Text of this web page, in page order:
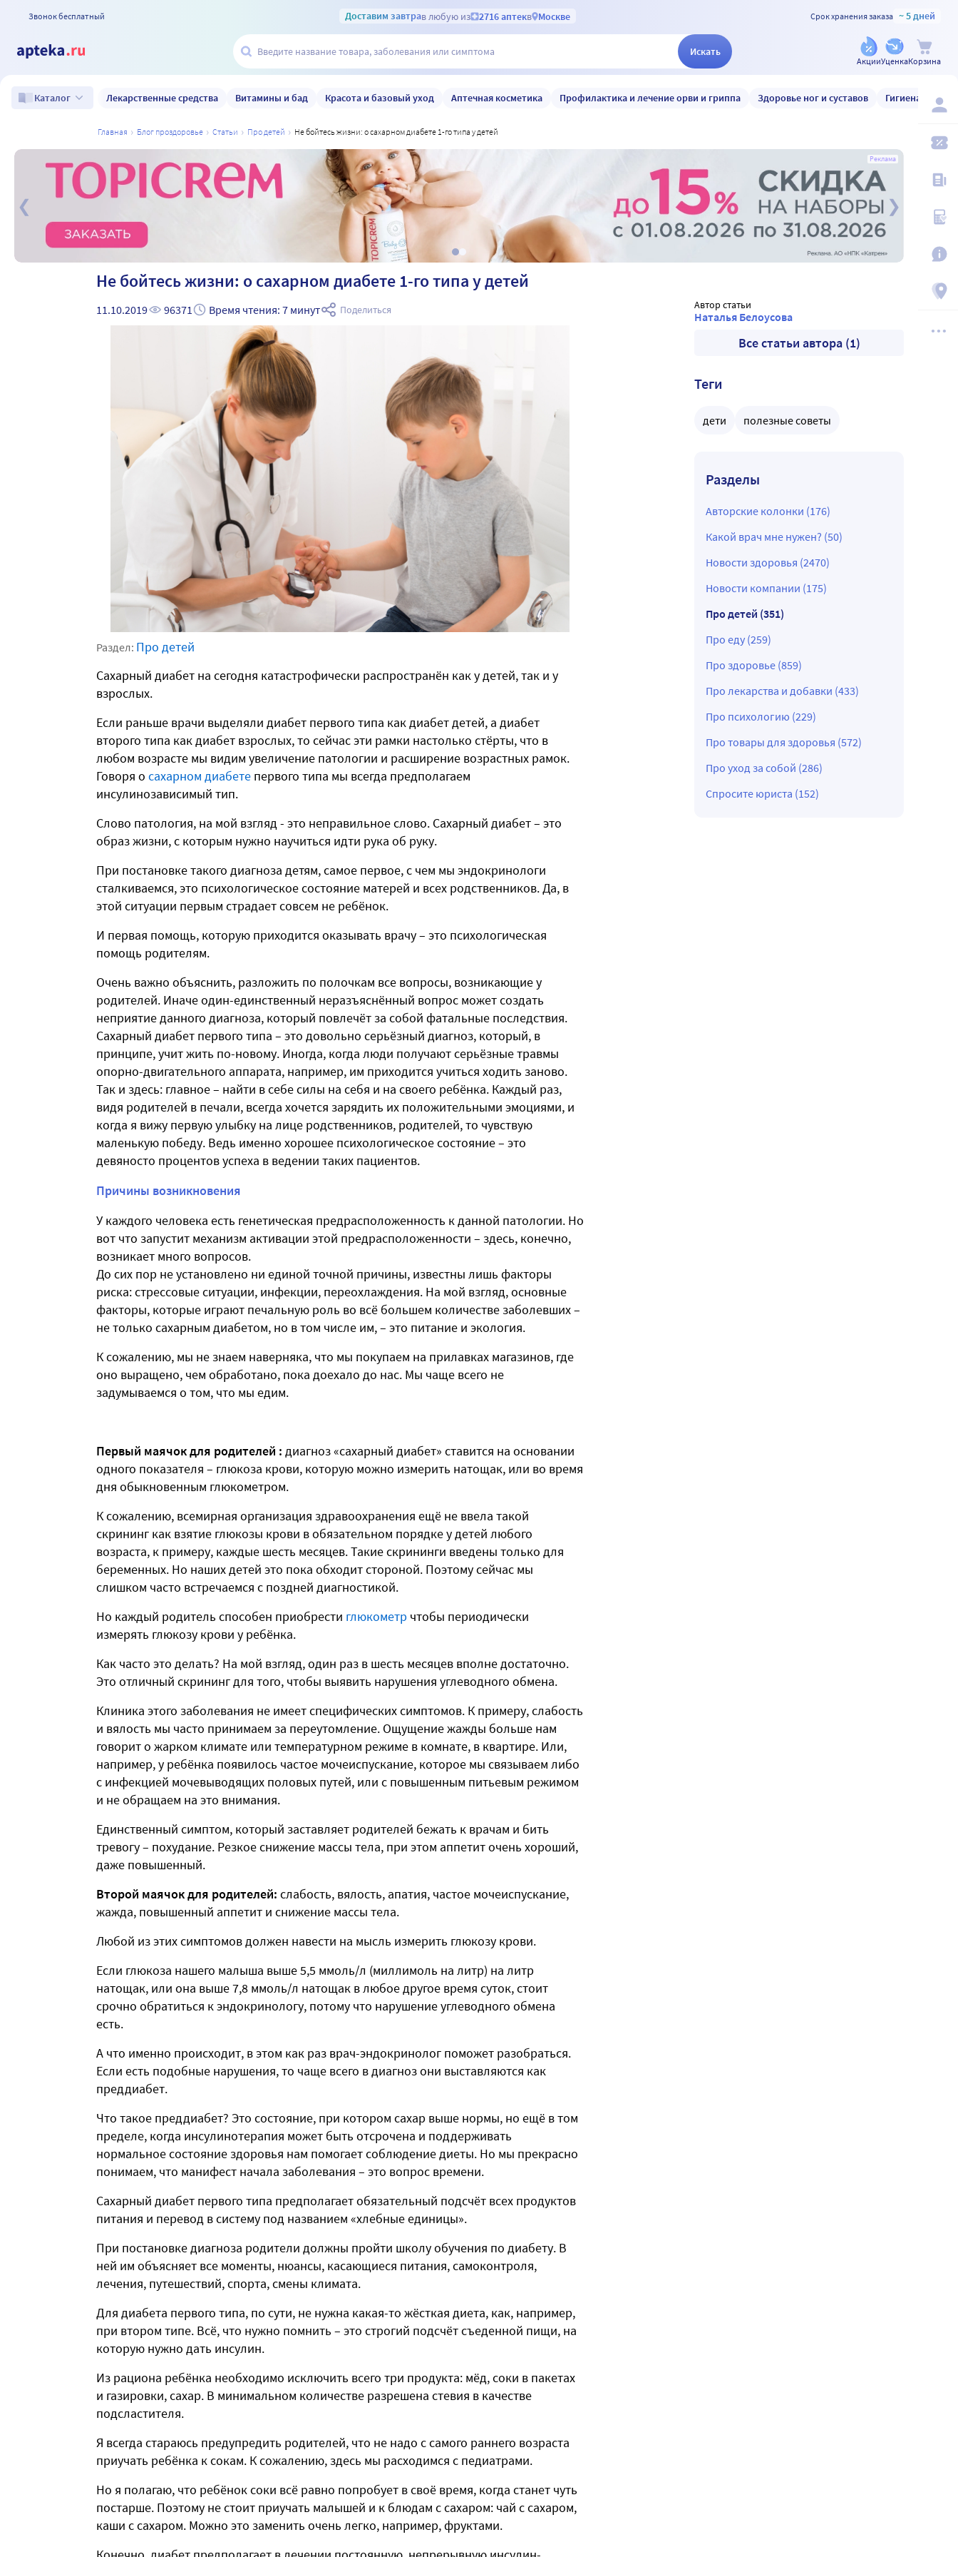
Звонок бесплатный Доставим завтрав любую из 2716 аптекв Москве Срок хранения заказа ~ 5 дней
Искать
АкцииУценкаКорзина
Каталог Лекарственные средства Витамины и бад Красота и базовый уход Аптечная косметика Профилактика и лечение орви и гриппа Здоровье ног и суставов Гигиена и уход
главная блог проздоровье статьи про детей не бойтесь жизни: о сахарном диабете 1-го типа у детей
Реклама
Не бойтесь жизни: о сахарном диабете 1-го типа у детей
11.10.2019 96371 Время чтения: 7 минут Поделиться
Раздел: Про детей
Сахарный диабет на сегодня катастрофически распространён как у детей, так и у
взрослых.
Если раньше врачи выделяли диабет первого типа как диабет детей, а диабет
второго типа как диабет взрослых, то сейчас эти рамки настолько стёрты, что в
любом возрасте мы видим увеличение патологии и расширение возрастных рамок.
Говоря о сахарном диабете первого типа мы всегда предполагаем
инсулинозависимый тип.
Слово патология, на мой взгляд - это неправильное слово. Сахарный диабет – это
образ жизни, с которым нужно научиться идти рука об руку.
При постановке такого диагноза детям, самое первое, с чем мы эндокринологи
сталкиваемся, это психологическое состояние матерей и всех родственников. Да, в
этой ситуации первым страдает совсем не ребёнок.
И первая помощь, которую приходится оказывать врачу – это психологическая
помощь родителям.
Очень важно объяснить, разложить по полочкам все вопросы, возникающие у
родителей. Иначе один-единственный неразъяснённый вопрос может создать
неприятие данного диагноза, который повлечёт за собой фатальные последствия.
Сахарный диабет первого типа – это довольно серьёзный диагноз, который, в
принципе, учит жить по-новому. Иногда, когда люди получают серьёзные травмы
опорно-двигательного аппарата, например, им приходится учиться ходить заново.
Так и здесь: главное – найти в себе силы на себя и на своего ребёнка. Каждый раз,
видя родителей в печали, всегда хочется зарядить их положительными эмоциями, и
когда я вижу первую улыбку на лице родственников, родителей, то чувствую
маленькую победу. Ведь именно хорошее психологическое состояние – это
девяносто процентов успеха в ведении таких пациентов.
Причины возникновения
У каждого человека есть генетическая предрасположенность к данной патологии. Но
вот что запустит механизм активации этой предрасположенности – здесь, конечно,
возникает много вопросов.
До сих пор не установлено ни единой точной причины, известны лишь факторы
риска: стрессовые ситуации, инфекции, переохлаждения. На мой взгляд, основные
факторы, которые играют печальную роль во всё большем количестве заболевших –
не только сахарным диабетом, но в том числе им, – это питание и экология.
К сожалению, мы не знаем наверняка, что мы покупаем на прилавках магазинов, где
оно выращено, чем обработано, пока доехало до нас. Мы чаще всего не
задумываемся о том, что мы едим.
Первый маячок для родителей : диагноз «сахарный диабет» ставится на основании
одного показателя – глюкоза крови, которую можно измерить натощак, или во время
дня обыкновенным глюкометром.
К сожалению, всемирная организация здравоохранения ещё не ввела такой
скрининг как взятие глюкозы крови в обязательном порядке у детей любого
возраста, к примеру, каждые шесть месяцев. Такие скрининги введены только для
беременных. Но наших детей это пока обходит стороной. Поэтому сейчас мы
слишком часто встречаемся с поздней диагностикой.
Но каждый родитель способен приобрести глюкометр чтобы периодически
измерять глюкозу крови у ребёнка.
Как часто это делать? На мой взгляд, один раз в шесть месяцев вполне достаточно.
Это отличный скрининг для того, чтобы выявить нарушения углеводного обмена.
Клиника этого заболевания не имеет специфических симптомов. К примеру, слабость
и вялость мы часто принимаем за переутомление. Ощущение жажды больше нам
говорит о жарком климате или температурном режиме в комнате, в квартире. Или,
например, у ребёнка появилось частое мочеиспускание, которое мы связываем либо
с инфекцией мочевыводящих половых путей, или с повышенным питьевым режимом
и не обращаем на это внимания.
Единственный симптом, который заставляет родителей бежать к врачам и бить
тревогу – похудание. Резкое снижение массы тела, при этом аппетит очень хороший,
даже повышенный.
Второй маячок для родителей: слабость, вялость, апатия, частое мочеиспускание,
жажда, повышенный аппетит и снижение массы тела.
Любой из этих симптомов должен навести на мысль измерить глюкозу крови.
Если глюкоза нашего малыша выше 5,5 ммоль/л (миллимоль на литр) на литр
натощак, или она выше 7,8 ммоль/л натощак в любое другое время суток, стоит
срочно обратиться к эндокринологу, потому что нарушение углеводного обмена
есть.
А что именно происходит, в этом как раз врач-эндокринолог поможет разобраться.
Если есть подобные нарушения, то чаще всего в диагноз они выставляются как
преддиабет.
Что такое преддиабет? Это состояние, при котором сахар выше нормы, но ещё в том
пределе, когда инсулинотерапия может быть отсрочена и поддерживать
нормальное состояние здоровья нам помогает соблюдение диеты. Но мы прекрасно
понимаем, что манифест начала заболевания – это вопрос времени.
Сахарный диабет первого типа предполагает обязательный подсчёт всех продуктов
питания и перевод в систему под названием «хлебные единицы».
При постановке диагноза родители должны пройти школу обучения по диабету. В
ней им объясняет все моменты, нюансы, касающиеся питания, самоконтроля,
лечения, путешествий, спорта, смены климата.
Для диабета первого типа, по сути, не нужна какая-то жёсткая диета, как, например,
при втором типе. Всё, что нужно помнить – это строгий подсчёт съеденной пищи, на
которую нужно дать инсулин.
Из рациона ребёнка необходимо исключить всего три продукта: мёд, соки в пакетах
и газировки, сахар. В минимальном количестве разрешена стевия в качестве
подсластителя.
Я всегда стараюсь предупредить родителей, что не надо с самого раннего возраста
приучать ребёнка к сокам. К сожалению, здесь мы расходимся с педиатрами.
Но я полагаю, что ребёнок соки всё равно попробует в своё время, когда станет чуть
постарше. Поэтому не стоит приучать малышей и к блюдам с сахаром: чай с сахаром,
каши с сахаром. Можно это заменить очень легко, например, фруктами.
Автор статьи
Наталья Белоусова
Все статьи автора (1)
Теги
дети полезные советы
Разделы
Авторские колонки (176)
Какой врач мне нужен? (50)
Новости здоровья (2470)
Новости компании (175)
Про детей (351)
Про еду (259)
Про здоровье (859)
Про лекарства и добавки (433)
Про психологию (229)
Про товары для здоровья (572)
Про уход за собой (286)
Спросите юриста (152)